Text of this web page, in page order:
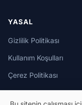
YASAL
Gizlilik Politikası
Kullanım Koşulları
Çerez Politikası